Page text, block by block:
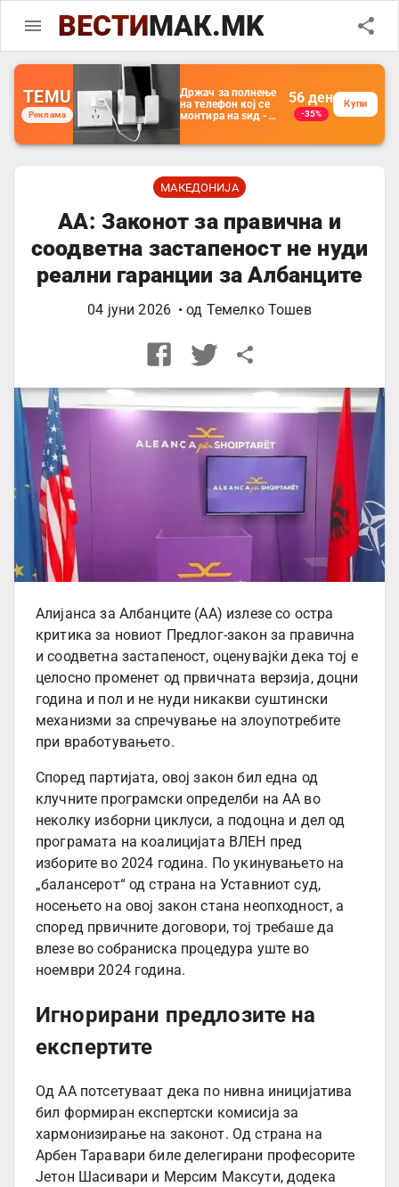
ВЕСТИМАК.MK
TEMU
Реклама
Држач за полнење
на телефон кој се
монтира на ѕид -
организатор за
далечински
управувач
56 ден
-35%
Купи
МАКЕДОНИЈА
АА: Законот за правична и
соодветна застапеност не нуди
реални гаранции за Албанците
04 јуни 2026 • од Темелко Тошев
Алијанса за Албанците (АА) излезе со остра
критика за новиот Предлог-закон за правична
и соодветна застапеност, оценувајќи дека тој е
целосно променет од првичната верзија, доцни
година и пол и не нуди никакви суштински
механизми за спречување на злоупотребите
при вработувањето.
Според партијата, овој закон бил една од
клучните програмски определби на АА во
неколку изборни циклуси, а подоцна и дел од
програмата на коалицијата ВЛЕН пред
изборите во 2024 година. По укинувањето на
„балансерот“ од страна на Уставниот суд,
носењето на овој закон стана неопходност, а
според првичните договори, тој требаше да
влезе во собраниска процедура уште во
ноември 2024 година.
Игнорирани предлозите на
експертите
Од АА потсетуваат дека по нивна иницијатива
бил формиран експертски комисија за
хармонизирање на законот. Од страна на
Арбен Таравари биле делегирани професорите
Јетон Шасивари и Мерсим Максути, додека